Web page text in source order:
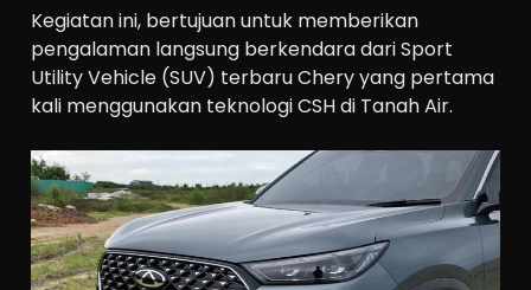
Kegiatan ini, bertujuan untuk memberikan
pengalaman langsung berkendara dari Sport
Utility Vehicle (SUV) terbaru Chery yang pertama
kali menggunakan teknologi CSH di Tanah Air.